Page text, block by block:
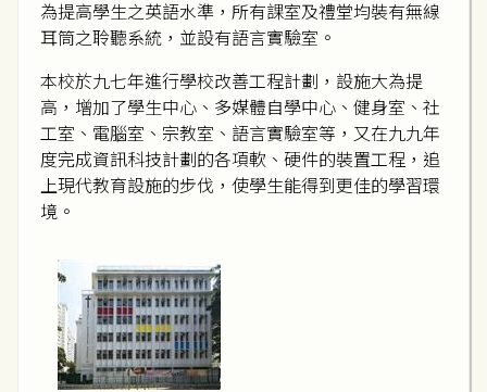
為提高學生之英語水準，所有課室及禮堂均裝有無線
耳筒之聆聽系統，並設有語言實驗室。
本校於九七年進行學校改善工程計劃，設施大為提
高，增加了學生中心、多媒體自學中心、健身室、社
工室、電腦室、宗教室、語言實驗室等，又在九九年
度完成資訊科技計劃的各項軟、硬件的裝置工程，追
上現代教育設施的步伐，使學生能得到更佳的學習環
境。